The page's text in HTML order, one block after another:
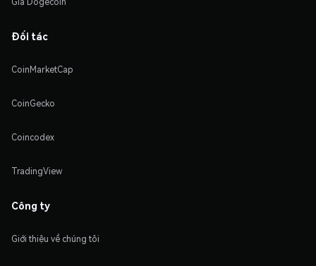
Đối tác
CoinMarketCap
CoinGecko
Coincodex
TradingView
Công ty
Giới thiệu về chúng tôi